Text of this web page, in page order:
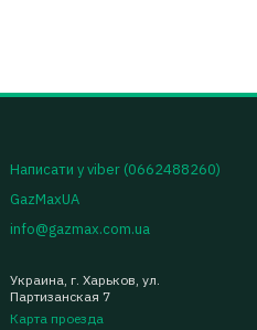
Ом, 3 Ом, 1.9 Ом или 1.8 Ом.
открытия, точная
Gas Type 30
Написати у viber (0662488260)
GazMaxUA
info@gazmax.com.ua
Украина, г. Харьков, ул.
Партизанская 7
Карта проезда